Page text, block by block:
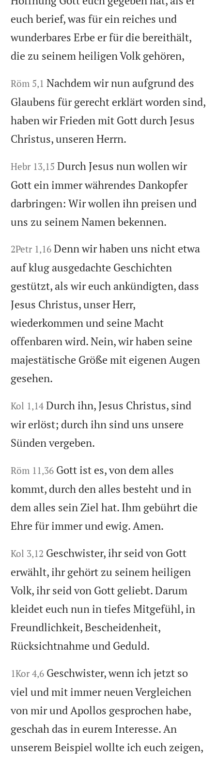
euch berief, was für ein reiches und
wunderbares Erbe er für die bereithält,
die zu seinem heiligen Volk gehören,
Röm 5,1 Nachdem wir nun aufgrund des
Glaubens für gerecht erklärt worden sind,
haben wir Frieden mit Gott durch Jesus
Christus, unseren Herrn.
Hebr 13,15 Durch Jesus nun wollen wir
Gott ein immer währendes Dankopfer
darbringen: Wir wollen ihn preisen und
uns zu seinem Namen bekennen.
2Petr 1,16 Denn wir haben uns nicht etwa
auf klug ausgedachte Geschichten
gestützt, als wir euch ankündigten, dass
Jesus Christus, unser Herr,
wiederkommen und seine Macht
offenbaren wird. Nein, wir haben seine
majestätische Größe mit eigenen Augen
gesehen.
Kol 1,14 Durch ihn, Jesus Christus, sind
wir erlöst; durch ihn sind uns unsere
Sünden vergeben.
Röm 11,36 Gott ist es, von dem alles
kommt, durch den alles besteht und in
dem alles sein Ziel hat. Ihm gebührt die
Ehre für immer und ewig. Amen.
Kol 3,12 Geschwister, ihr seid von Gott
erwählt, ihr gehört zu seinem heiligen
Volk, ihr seid von Gott geliebt. Darum
kleidet euch nun in tiefes Mitgefühl, in
Freundlichkeit, Bescheidenheit,
Rücksichtnahme und Geduld.
1Kor 4,6 Geschwister, wenn ich jetzt so
viel und mit immer neuen Vergleichen
von mir und Apollos gesprochen habe,
geschah das in eurem Interesse. An
unserem Beispiel wollte ich euch zeigen,